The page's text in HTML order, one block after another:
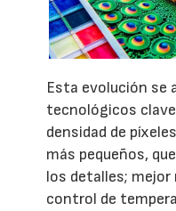
Esta evolución se
tecnológicos
densidad de
más pequeños,
los detalles;
control de